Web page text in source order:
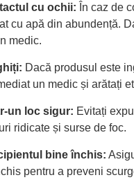
cu ochii: În caz de
cu apă din abundență.
medic.
Dacă produsul este
un medic și arătați
un loc sigur: Evitați
ridicate și surse de foc.
bine închis:
pentru a preveni